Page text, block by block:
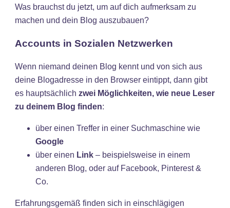
Was brauchst du jetzt, um auf dich aufmerksam zu
machen und dein Blog auszubauen?
Accounts in Sozialen Netzwerken
Wenn niemand deinen Blog kennt und von sich aus
deine Blogadresse in den Browser eintippt, dann gibt
es hauptsächlich zwei Möglichkeiten, wie neue Leser
zu deinem Blog finden:
über einen Treffer in einer Suchmaschine wie
Google
über einen Link – beispielsweise in einem
anderen Blog, oder auf Facebook, Pinterest &
Co.
Erfahrungsgemäß finden sich in einschlägigen